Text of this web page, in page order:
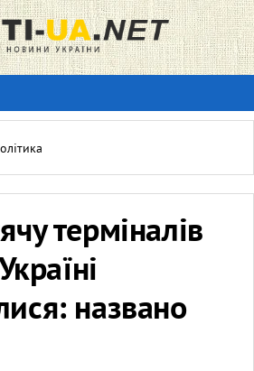
терміналів
названо